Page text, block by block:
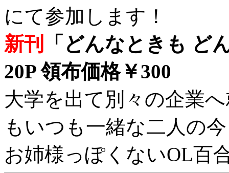
にて参加します！
新刊
「どんなときも ど
20P 領布価格￥300
大学を出て別々の企業
もいつも一緒な二人の
お姉様っぽくないOL百